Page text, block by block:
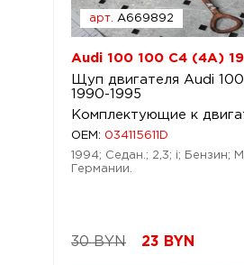
арт. A669892
Audi 100 100 C4 (4A)
Щуп двигателя Audi
1990-1995
Комплектующие к
OEM: 034115611D
1994; Седан.; 2,3; i; Бензин;
Германии.
30 BYN 23 BYN